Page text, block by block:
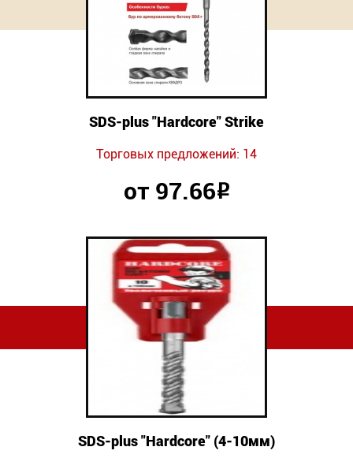
Оформление заказа
01-
SDS-plus "Hardcore" Strike
Торговых предложений: 14
от 97.66Р
SDS-plus "Hardcore" (4-10мм)